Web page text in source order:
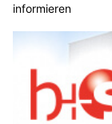
informieren